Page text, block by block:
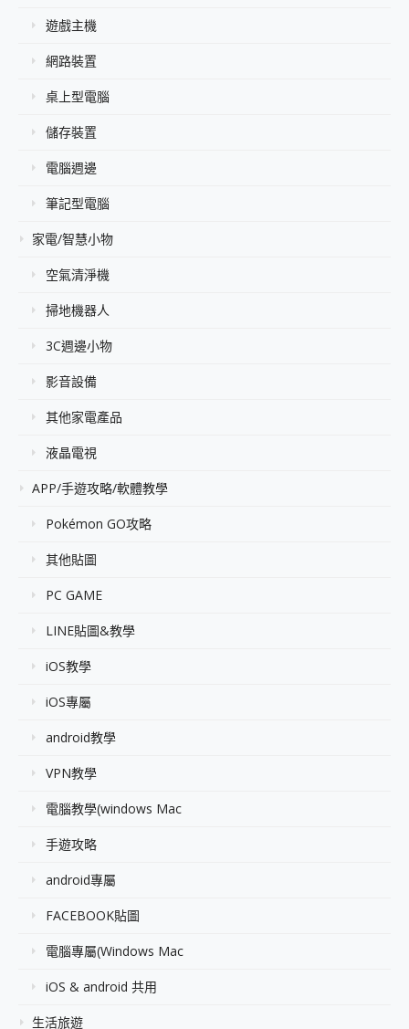
遊戲主機
網路裝置
桌上型電腦
儲存裝置
電腦週邊
筆記型電腦
家電/智慧小物
空氣清淨機
掃地機器人
3C週邊小物
影音設備
其他家電產品
液晶電視
APP/手遊攻略/軟體教學
Pokémon GO攻略
其他貼圖
PC GAME
LINE貼圖&教學
iOS教學
iOS專屬
android教學
VPN教學
電腦教學(windows Mac
手遊攻略
android專屬
FACEBOOK貼圖
電腦專屬(Windows Mac
iOS & android 共用
生活旅遊